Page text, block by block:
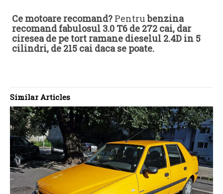
Ce motoare recomand? Pentrubenzina
recomand fabulosul 3.0 T6 de 272 cai, dar
ciresea de pe tort ramane dieselul 2.4D in 5
cilindri, de 215 cai daca se poate.
Similar Articles